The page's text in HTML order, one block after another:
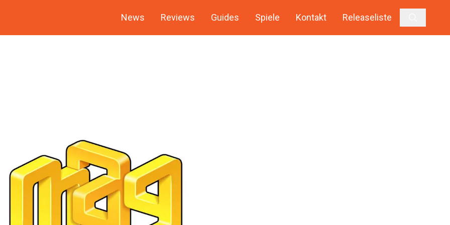
News Reviews Guides Spiele Kontakt Releaseliste